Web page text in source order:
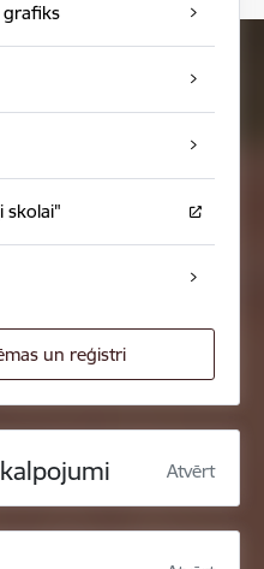
grafiks
skolai"
un reģistri
Atvērt